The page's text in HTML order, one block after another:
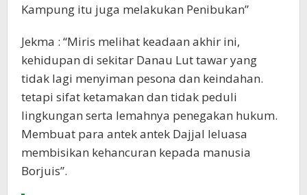
Kampung itu juga melakukan Penibukan”
Jekma : “Miris melihat keadaan akhir ini,
kehidupan di sekitar Danau Lut tawar yang
tidak lagi menyiman pesona dan keindahan.
tetapi sifat ketamakan dan tidak peduli
lingkungan serta lemahnya penegakan hukum.
Membuat para antek antek Dajjal leluasa
membisikan kehancuran kepada manusia
Borjuis”.